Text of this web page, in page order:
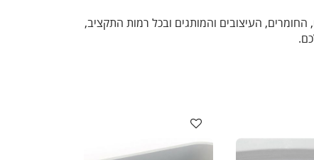
העיצובים והמותגים ובכל רמות התקציב,